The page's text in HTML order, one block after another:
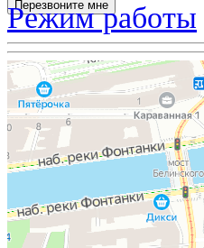
Режим работы